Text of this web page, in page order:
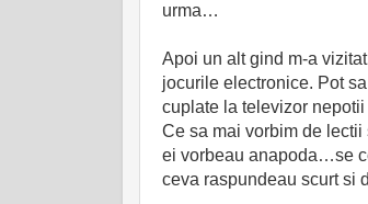
urma…
Apoi un alt gind m-a
jocurile electronice. Pot
cuplate la televizor
Ce sa mai vorbim de
ei vorbeau anapoda…se
ceva raspundeau scurt si